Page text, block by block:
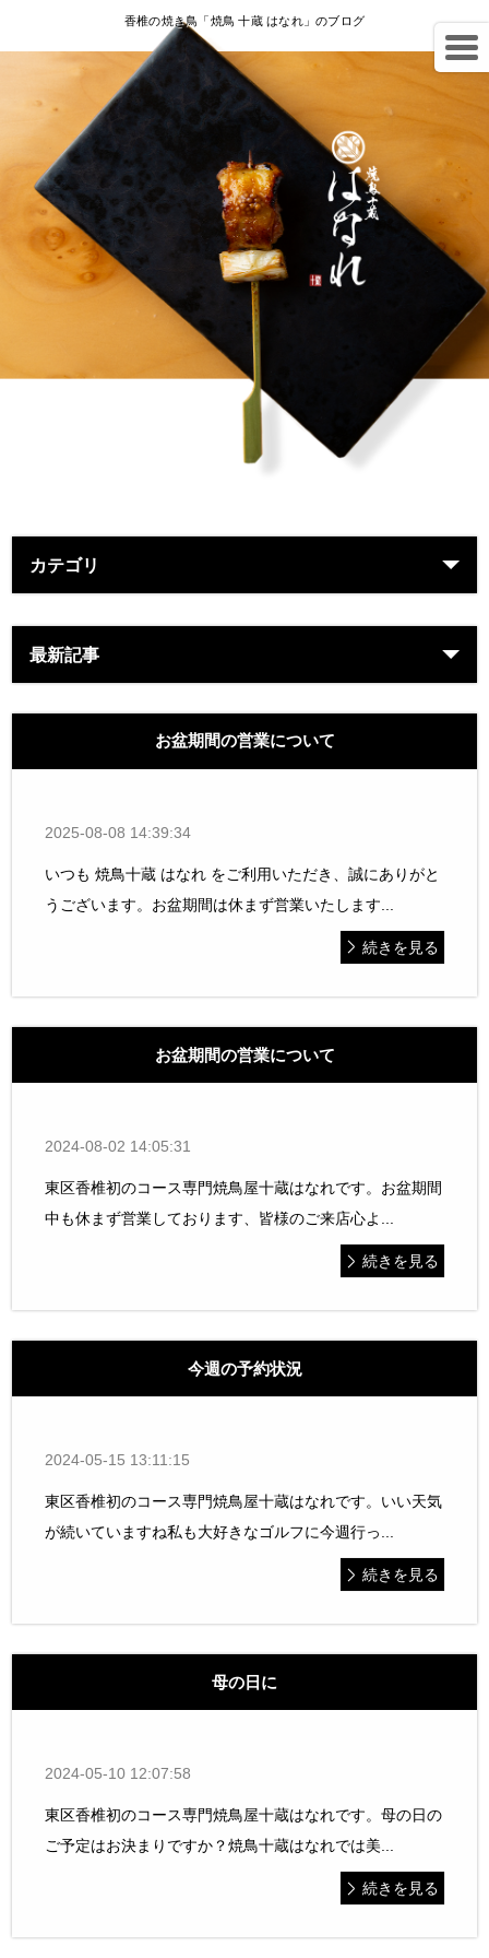
香椎の焼き鳥「焼鳥 十蔵 はなれ」のブログ
カテゴリ
最新記事
お盆期間の営業について
2025-08-08 14:39:34
いつも 焼鳥十蔵 はなれ をご利用いただき、誠にありがと
うございます。お盆期間は休まず営業いたします...
続きを見る
お盆期間の営業について
2024-08-02 14:05:31
東区香椎初のコース専門焼鳥屋十蔵はなれです。お盆期間
中も休まず営業しております、皆様のご来店心よ...
続きを見る
今週の予約状況
2024-05-15 13:11:15
東区香椎初のコース専門焼鳥屋十蔵はなれです。いい天気
が続いていますね私も大好きなゴルフに今週行っ...
続きを見る
母の日に
2024-05-10 12:07:58
東区香椎初のコース専門焼鳥屋十蔵はなれです。母の日の
ご予定はお決まりですか？焼鳥十蔵はなれでは美...
続きを見る